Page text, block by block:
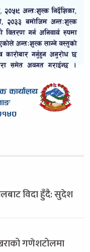
विदा हुँदै: सुदेश
गणेशटोलमा